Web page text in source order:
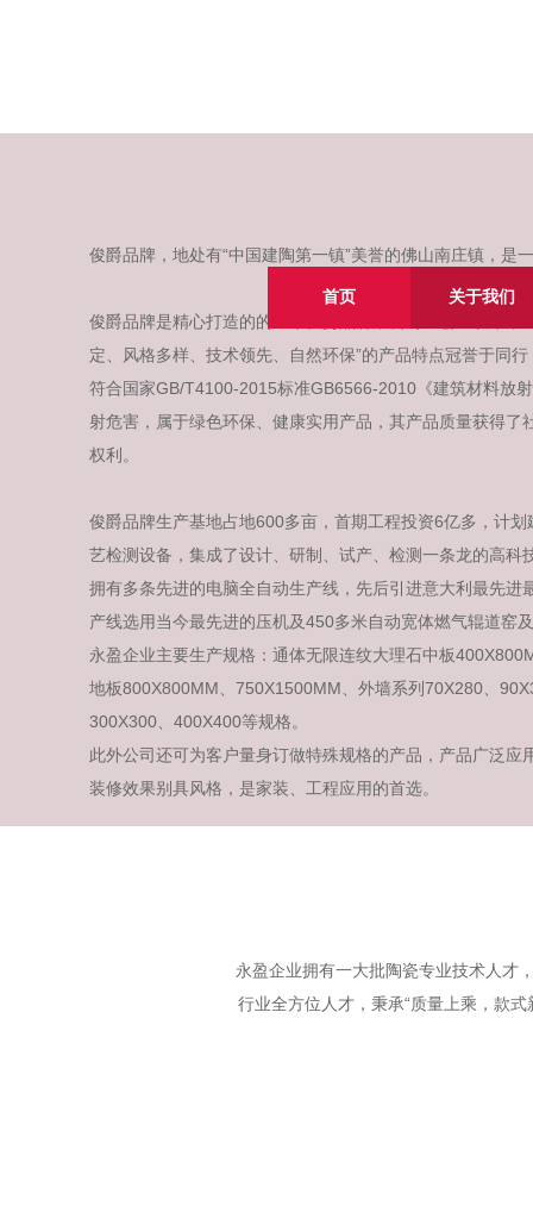
首页 关于我们
俊爵品牌，地处有“中国建陶第一镇”美誉的佛山南庄镇，是
俊爵品牌是精心打造的的一个强势品牌，公司至创立以来，
定、风格多样、技术领先、自然环保”的产品特点冠誉于同
符合国家GB/T4100-2015标准GB6566-2010《建筑材料放
射危害，属于绿色环保、健康实用产品，其产品质量获得了
权利。
俊爵品牌生产基地占地600多亩，首期工程投资6亿多，计
艺检测设备，集成了设计、研制、试产、检测一条龙的高科
拥有多条先进的电脑全自动生产线，先后引进意大利最先进
产线选用当今最先进的压机及450多米自动宽体燃气辊道窑
永盈企业主要生产规格：通体无限连纹大理石中板
地板800X800MM、750X1500MM、外墙系列70X280、
300X300、400X400等规格。
此外公司还可为客户量身订做特殊规格的产品，产品广泛
装修效果别具风格，是家装、工程应用的首选。
永盈企业拥有一大批陶瓷专业技术人才
行业全方位人才，秉承“质量上乘，款